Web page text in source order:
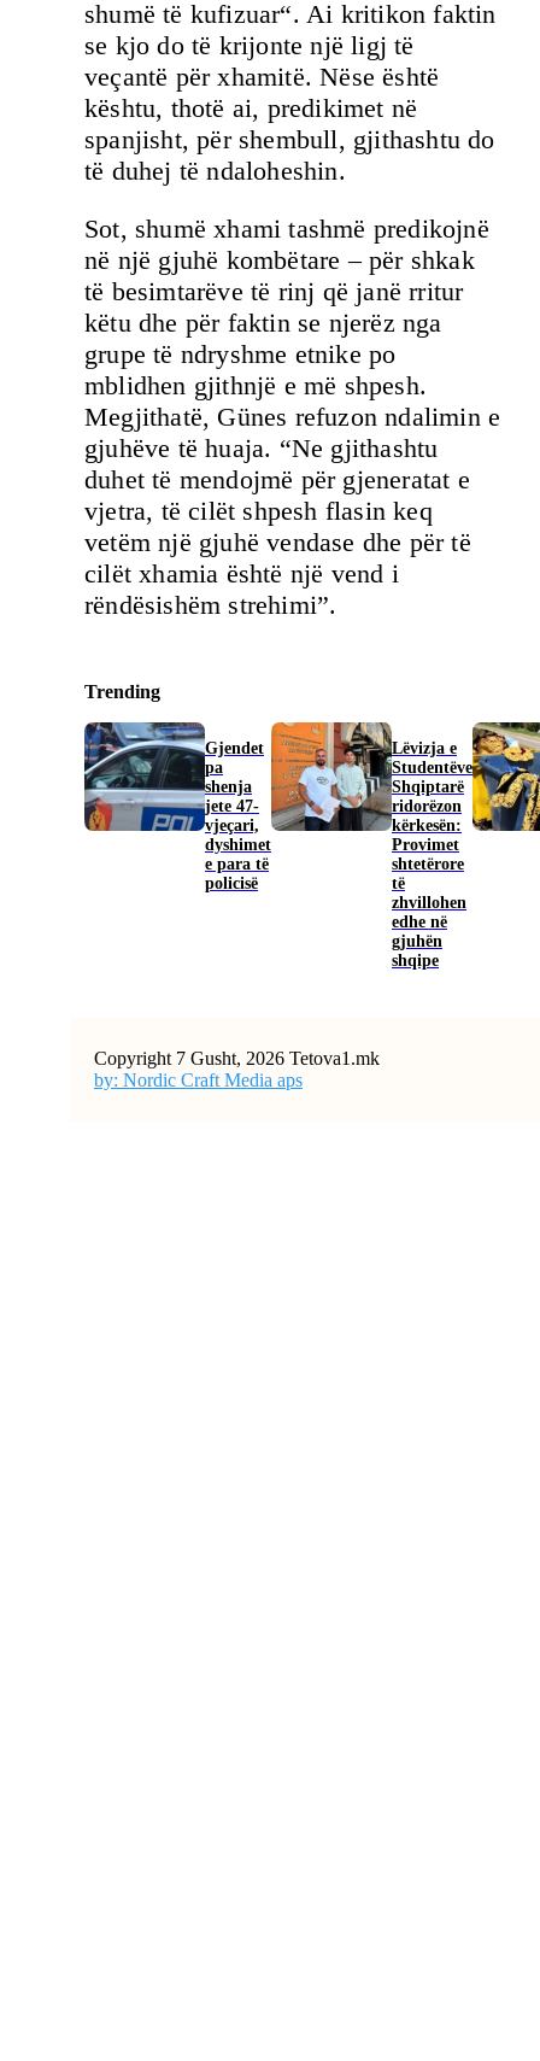
shumë të kufizuar“. Ai kritikon faktin
se kjo do të krijonte një ligj të
veçantë për xhamitë. Nëse është
kështu, thotë ai, predikimet në
spanjisht, për shembull, gjithashtu do
të duhej të ndaloheshin.
Sot, shumë xhami tashmë predikojnë
në një gjuhë kombëtare – për shkak
të besimtarëve të rinj që janë rritur
këtu dhe për faktin se njerëz nga
grupe të ndryshme etnike po
mblidhen gjithnjë e më shpesh.
Megjithatë, Günes refuzon ndalimin e
gjuhëve të huaja. “Ne gjithashtu
duhet të mendojmë për gjeneratat e
vjetra, të cilët shpesh flasin keq
vetëm një gjuhë vendase dhe për të
cilët xhamia është një vend i
rëndësishëm strehimi”.
Trending
Gjendet
pa
shenja
jete 47-
vjeçari,
dyshimet
e para të
policisë
Lëvizja e
Studentëve
Shqiptarë
ridorëzon
kërkesën:
Provimet
shtetërore
të
zhvillohen
edhe në
gjuhën
shqipe
Copyright 7 Gusht, 2026 Tetova1.mk
by: Nordic Craft Media aps